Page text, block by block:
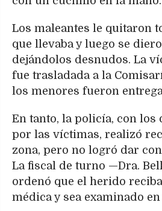
Los maleantes le quitaron
que llevaba y luego se
dejándolos desnudos. La
fue trasladada a la
los menores fueron
En tanto, la policía, con los
por las víctimas, realizó
zona, pero no logró dar
La fiscal de turno —Dra.
ordenó que el herido
médica y sea examinado